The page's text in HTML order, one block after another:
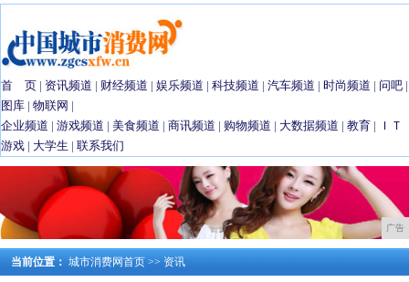
首 页 | 资讯频道 | 财经频道 | 娱乐频道 | 科技频道 | 汽车频道 | 时尚频道 | 问吧 |
图库 | 物联网 |
企业频道 | 游戏频道 | 美食频道 | 商讯频道 | 购物频道 | 大数据频道 | 教育 |
ＩＴ
游戏 | 大学生 | 联系我们
广告
当前位置： 城市消费网首页 >> 资讯